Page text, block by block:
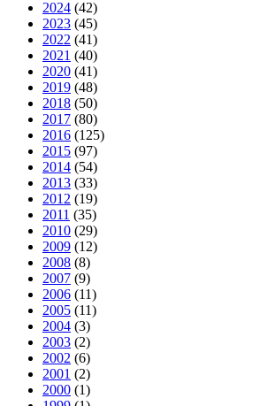
2024 (42)
2023 (45)
2022 (41)
2021 (40)
2020 (41)
2019 (48)
2018 (50)
2017 (80)
2016 (125)
2015 (97)
2014 (54)
2013 (33)
2012 (19)
2011 (35)
2010 (29)
2009 (12)
2008 (8)
2007 (9)
2006 (11)
2005 (11)
2004 (3)
2003 (2)
2002 (6)
2001 (2)
2000 (1)